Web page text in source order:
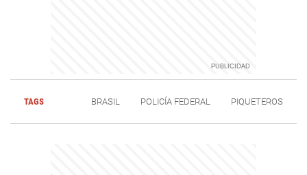
TAGS BRASIL POLICÍA FEDERAL PIQUETEROS